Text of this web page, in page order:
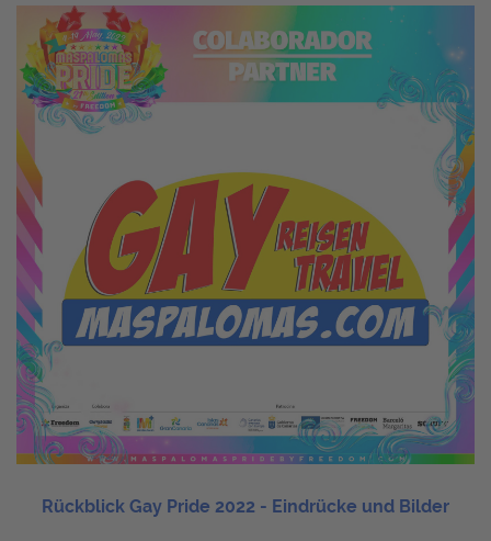
Rückblick Gay Pride 2022 - Eindrücke und Bilder